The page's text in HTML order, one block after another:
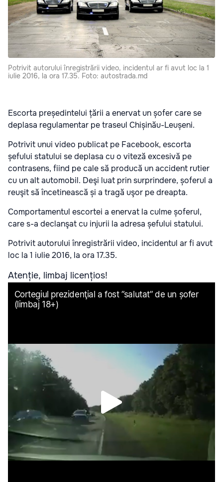
Potrivit autorului înregistrării video, incidentul ar fi avut loc la 1
iulie 2016, la ora 17.35. Foto: autostrada.md
Escorta președintelui țării a enervat un șofer care se
deplasa regulamentar pe traseul Chișinău-Leușeni.
Potrivit unui video publicat pe Facebook, escorta
șefului statului se deplasa cu o viteză excesivă pe
contrasens, fiind pe cale să producă un accident rutier
cu un alt automobil. Deşi luat prin surprindere, șoferul a
reuşit să încetinească și a tragă uşor pe dreapta.
Comportamentul escortei a enervat la culme șoferul,
care s-a declanşat cu injurii la adresa șefului statului.
Potrivit autorului înregistrării video, incidentul ar fi avut
loc la 1 iulie 2016, la ora 17.35.
Atenție, limbaj licențios!